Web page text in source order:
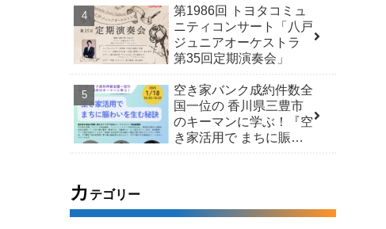
第1986回 トヨタコミュ
ニティコンサート「八戸
ジュニアオーケストラ
第35回定期演奏会」
空き家バンク成約件数全
国一位の 香川県三豊市
のキーマンに学ぶ！『空
き家活用で まちに賑わ
カ テゴリー